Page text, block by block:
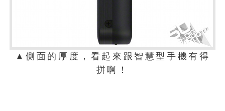
▲側面的厚度，看起來跟智慧型手機有得
拼啊！